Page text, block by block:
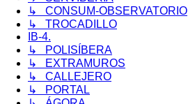
↳ CONSUM-OBSERVATORIO
↳ TROCADILLO
IB-4.
↳ POLISÍBERA
↳ EXTRAMUROS
↳ CALLEJERO
↳ PORTAL